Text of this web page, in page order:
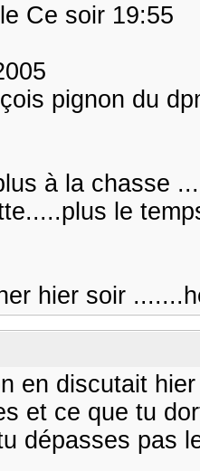
Ce soir 19:55
pignon du
à la chasse
le
hier soir
en discutait
et ce que tu
dépasses pas